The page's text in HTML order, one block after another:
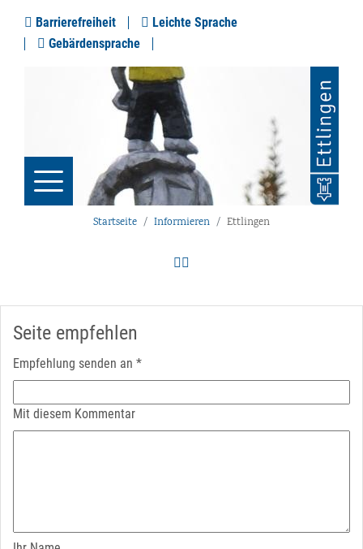
Barrierefreiheit
Leichte Sprache
Gebärdensprache
Startseite Informieren Ettlingen
Seite empfehlen
Empfehlung senden an *
Mit diesem Kommentar